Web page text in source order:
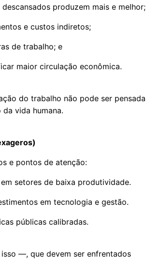
produzem mais e melhor;
e custos indiretos;
de trabalho; e
maior circulação econômica.
do trabalho não pode ser pensada
vida humana.
e pontos de atenção:
setores de baixa produtividade.
em tecnologia e gestão.
públicas calibradas.
—, que devem ser enfrentados